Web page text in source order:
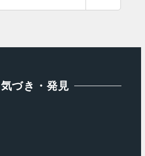
気づき・発見